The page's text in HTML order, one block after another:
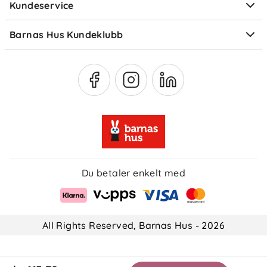
Kundeservice
Om Klarna
Barnas Hus Kundeklubb
Medlemsvilkår
Du betaler enkelt med
All Rights Reserved, Barnas Hus - 2026